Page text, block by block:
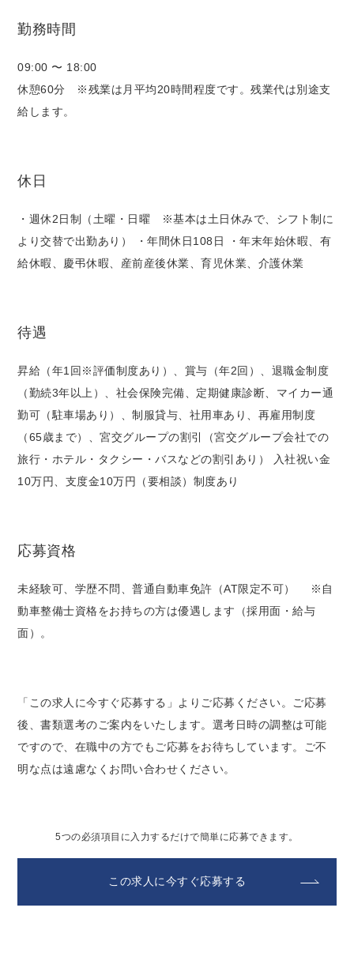
勤務時間
09:00 〜 18:00
休憩60分 ※残業は月平均20時間程度です。残業代は別途支
給します。
休日
・週休2日制（土曜・日曜 ※基本は土日休みで、シフト制に
より交替で出勤あり） ・年間休日108日 ・年末年始休暇、有
給休暇、慶弔休暇、産前産後休業、育児休業、介護休業
待遇
昇給（年1回※評価制度あり）、賞与（年2回）、退職金制度
（勤続3年以上）、社会保険完備、定期健康診断、マイカー通
勤可（駐車場あり）、制服貸与、社用車あり、再雇用制度
（65歳まで）、宮交グループの割引（宮交グループ会社での
旅行・ホテル・タクシー・バスなどの割引あり） 入社祝い金
10万円、支度金10万円（要相談）制度あり
応募資格
未経験可、学歴不問、普通自動車免許（AT限定不可） ※自
動車整備士資格をお持ちの方は優遇します（採用面・給与
面）。
「この求人に今すぐ応募する」よりご応募ください。ご応募
後、書類選考のご案内をいたします。選考日時の調整は可能
ですので、在職中の方でもご応募をお待ちしています。ご不
明な点は遠慮なくお問い合わせください。
5つの必須項目に入力するだけで簡単に応募できます。
この求人に今すぐ応募する